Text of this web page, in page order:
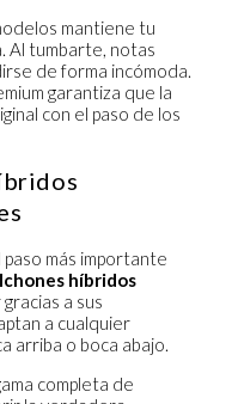
mantiene tu
Al tumbarte, notas
de forma incómoda.
garantiza que la
con el paso de los
más importante
híbridos
a sus
a cualquier
arriba o boca abajo.
completa de